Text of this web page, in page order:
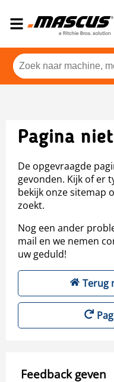
Pagina
De opgevraagde
gevonden. Kijk of er
bekijk onze sitemap
zoekt.
Nog een ander
mail en we nemen
uw geduld!
Terug
Feedback geven